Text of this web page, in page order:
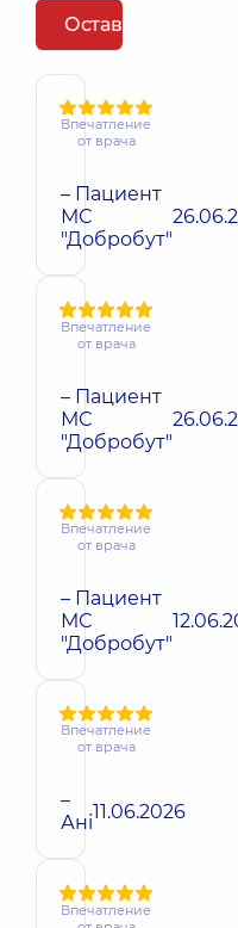
Оставить отзыв
Впечатление
от врача
– Пациент
МС
"Добробут"
Впечатление
от врача
– Пациент
МС
"Добробут"
Впечатление
от врача
– Пациент
МС
"Добробут"
Впечатление
от врача
–
Ані11.06.2026
Впечатление